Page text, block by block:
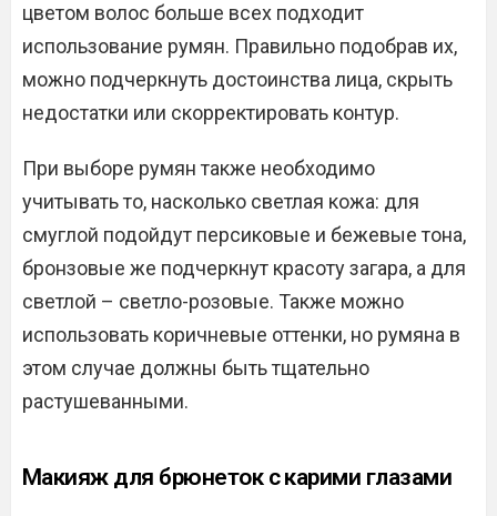
цветом волос больше всех подходит
использование румян. Правильно подобрав их,
можно подчеркнуть достоинства лица, скрыть
недостатки или скорректировать контур.
При выборе румян также необходимо
учитывать то, насколько светлая кожа: для
смуглой подойдут персиковые и бежевые тона,
бронзовые же подчеркнут красоту загара, а для
светлой – светло-розовые. Также можно
использовать коричневые оттенки, но румяна в
этом случае должны быть тщательно
растушеванными.
Макияж для брюнеток с карими глазами